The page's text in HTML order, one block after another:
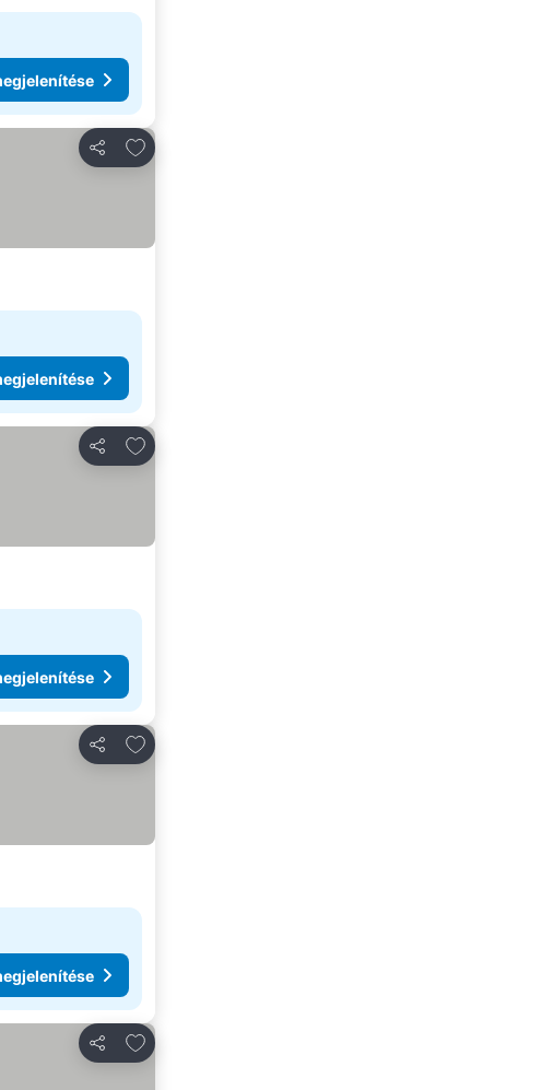
Megosztás
Hozzáadás a kedvencekhez
Megosztás
Hozzáadás a kedvencekhez
Megosztás
Hozzáadás a kedvencekhez
Megosztás
Hozzáadás a kedvencekhez